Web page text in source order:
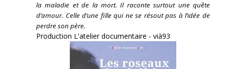
la maladie et de la mort. Il raconte surtout une quête
d’amour. Celle d’une fille qui ne se résout pas à l’idée de
perdre son père.
Production L'atelier documentaire - vià93